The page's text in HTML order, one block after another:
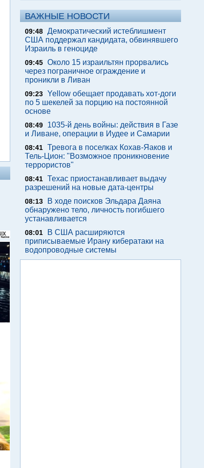
ВАЖНЫЕ НОВОСТИ
09:48 Демократический истеблишмент
США поддержал кандидата, обвинявшего
Израиль в геноциде
09:45 Около 15 израильтян прорвались
через пограничное ограждение и
проникли в Ливан
09:23 Yellow обещает продавать хот-доги
по 5 шекелей за порцию на постоянной
основе
08:49
1035-й день войны: действия в Газе
и Ливане, операции в Иудее и Самарии
08:41 Тревога в поселках Кохав-Яаков и
Тель-Цион: "Возможное проникновение
террористов"
08:41 Техас приостанавливает выдачу
разрешений на новые дата-центры
08:13
В ходе поисков Эльдара Даяна
обнаружено тело, личность погибшего
устанавливается
08:01
В США расширяются
приписываемые Ирану кибератаки на
водопроводные системы